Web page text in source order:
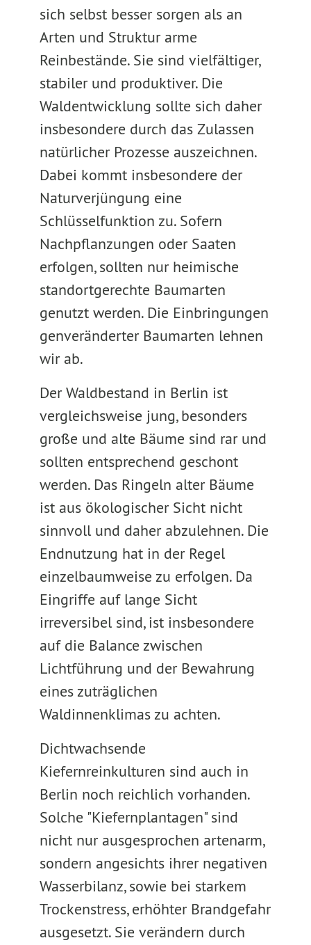
sich selbst besser sorgen als an
Arten und Struktur arme
Reinbestände. Sie sind vielfältiger,
stabiler und produktiver. Die
Waldentwicklung sollte sich daher
insbesondere durch das Zulassen
natürlicher Prozesse auszeichnen.
Dabei kommt insbesondere der
Naturverjüngung eine
Schlüsselfunktion zu. Sofern
Nachpflanzungen oder Saaten
erfolgen, sollten nur heimische
standortgerechte Baumarten
genutzt werden. Die Einbringungen
genveränderter Baumarten lehnen
wir ab.
Der Waldbestand in Berlin ist
vergleichsweise jung, besonders
große und alte Bäume sind rar und
sollten entsprechend geschont
werden. Das Ringeln alter Bäume
ist aus ökologischer Sicht nicht
sinnvoll und daher abzulehnen. Die
Endnutzung hat in der Regel
einzelbaumweise zu erfolgen. Da
Eingriffe auf lange Sicht
irreversibel sind, ist insbesondere
auf die Balance zwischen
Lichtführung und der Bewahrung
eines zuträglichen
Waldinnenklimas zu achten.
Dichtwachsende
Kiefernreinkulturen sind auch in
Berlin noch reichlich vorhanden.
Solche "Kiefernplantagen" sind
nicht nur ausgesprochen artenarm,
sondern angesichts ihrer negativen
Wasserbilanz, sowie bei starkem
Trockenstress, erhöhter Brandgefahr
ausgesetzt. Sie verändern durch